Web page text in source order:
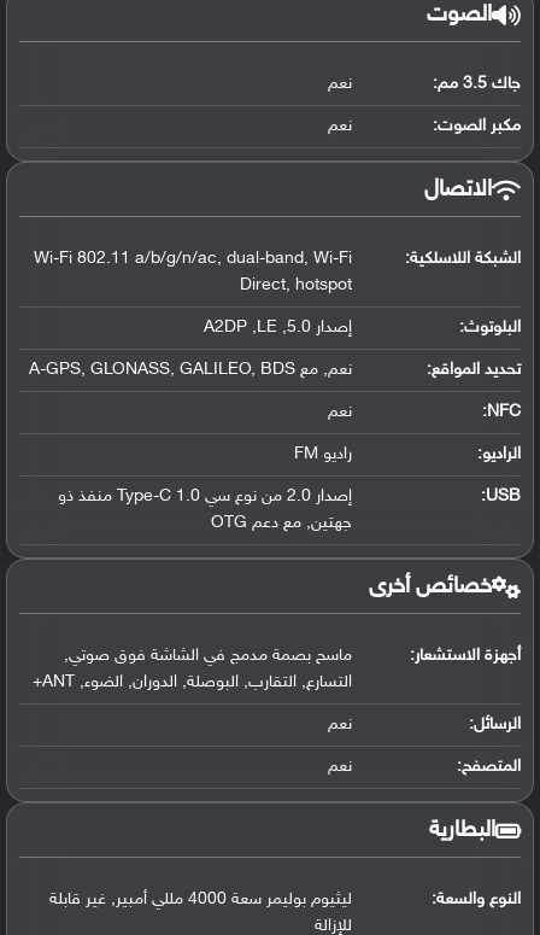
الصوت
جاك 3.5 مم: نعم
مكبر الصوت: نعم
الاتصال
الشبكة اللاسلكية:
Wi-Fi 802.11 a/b/g/n/ac, dual-band, Wi-Fi
Direct, hotspot
البلوتوث: إصدار 5.0, A2DP ,LE
تحديد المواقع: نعم, مع A-GPS, GLONASS, GALILEO, BDS
NFC
: نعم
الراديو: راديو FM
USB
:
إصدار 2.0 من نوع سي Type-C 1.0 منفذ ذو
جهتين, مع دعم OTG
خصائص أخرى
أجهزة الاستشعار:
ماسح بصمة مدمج في الشاشة فوق صوتي,
التسارع, التقارب, البوصلة, الدوران, الضوء, ANT+
الرسائل: نعم
المتصفح: نعم
البطارية
النوع والسعة:
ليثيوم بوليمر سعة 4000 مللي أمبير, غير قابلة
للإزالة